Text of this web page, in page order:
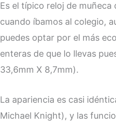
Es el típico reloj de
cuando íbamos al colegio,
puedes optar por el más
enteras de que lo llevas
33,6mm X 8,7mm).
La apariencia es casi
Michael Knight), y las